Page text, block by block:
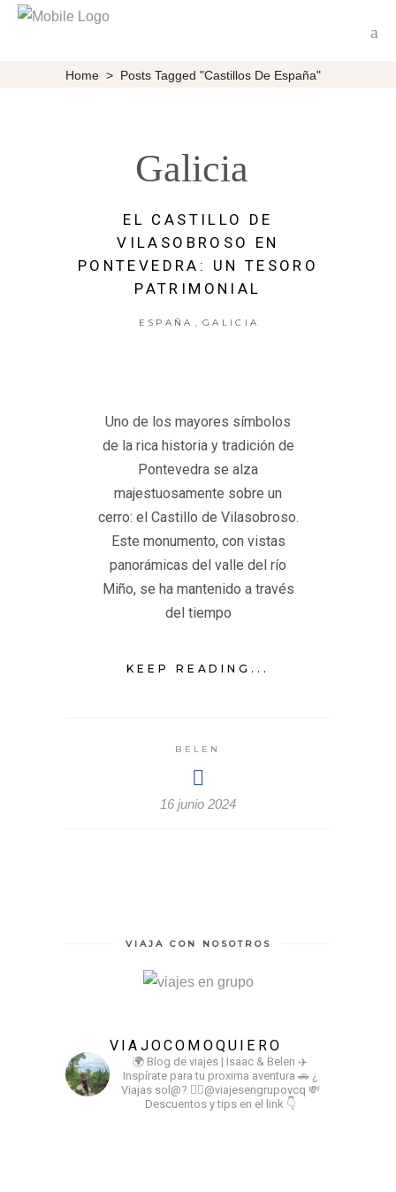
Home > Posts Tagged "Castillos De España"
Galicia
EL CASTILLO DE
VILASOBROSO EN
PONTEVEDRA: UN TESORO
PATRIMONIAL
ESPAÑA , GALICIA
Uno de los mayores símbolos
de la rica historia y tradición de
Pontevedra se alza
majestuosamente sobre un
cerro: el Castillo de Vilasobroso.
Este monumento, con vistas
panorámicas del valle del río
Miño, se ha mantenido a través
del tiempo
KEEP READING...
BELEN
16 junio 2024
VIAJA CON NOSOTROS
VIAJOCOMOQUIERO
🌍 Blog de viajes | Isaac & Belen ✈️
Inspírate para tu proxima aventura 🚗 ¿
Viajas sol@? 👉🏻@viajesengrupovcq 💸
Descuentos y tips en el link 👇